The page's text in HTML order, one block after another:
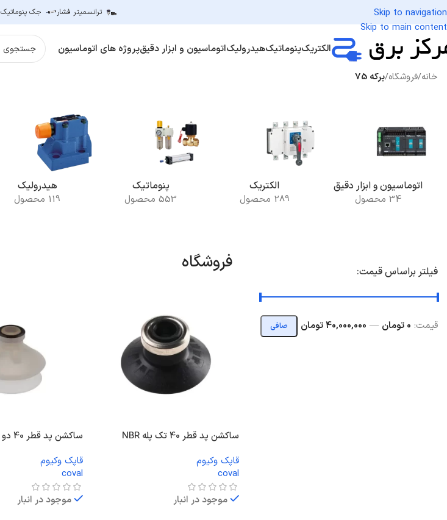
Skip to navigation
Skip to main content
ترانسمیتر فشار جک پنوماتیک
الکتریکپنوماتیکهیدرولیکاتوماسیون و ابزار دقیقپروژه های اتوماسیون
خانه/فروشگاه/برگه 75
اتوماسیون و ابزار دقیق
34 محصول
الکتریک
289 محصول
پنوماتیک
553 محصول
هیدرولیک
119 محصول
فیلتر براساس قیمت:
صافی قيمت: 0 تومان — 40,000,000 تومان
فروشگاه
ساکشن پد قطر 40 تک پله NBR
قاپک وکیوم
coval
موجود در انبار
ساکشن پد قطر 40 دو پله سیلیکونی
قاپک وکیوم
coval
موجود در انبار